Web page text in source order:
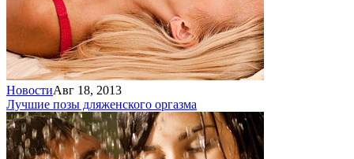
НовостиАвг 18, 2013
Лучшие позы дляженского оргазма